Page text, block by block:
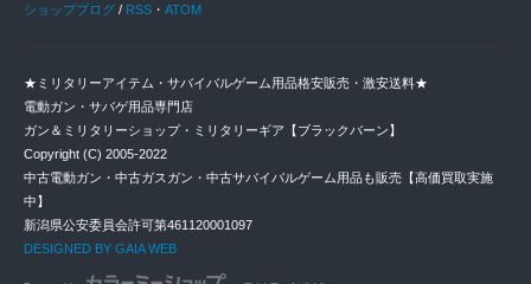
ショップブログ / RSS ・ ATOM
★ミリタリーアイテム・サバイバルゲーム用品格安販売・激安送料★
電動ガン・サバゲ用品専門店
ガン＆ミリタリーショップ・ミリタリーギア【ブラックバーン】
Copyright (C) 2005-2022
中古電動ガン・中古ガスガン・中古サバイバルゲーム用品も販売【高価買取実施
中】
新潟県公安委員会許可第461120001097
DESIGNED BY GAIA WEB